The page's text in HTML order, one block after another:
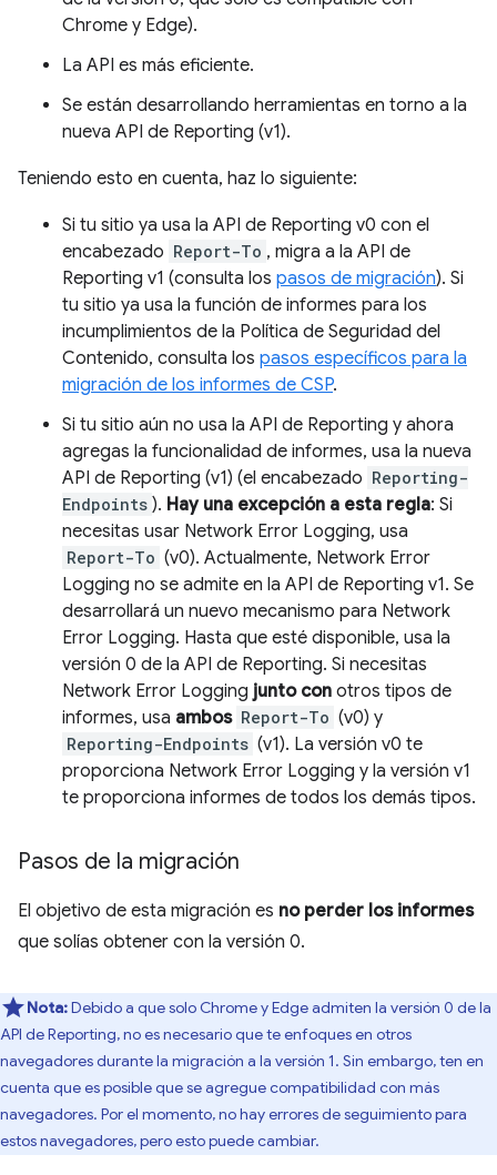
Chrome y Edge).
La API es más eficiente.
Se están desarrollando herramientas en torno a la
nueva API de Reporting (v1).
Teniendo esto en cuenta, haz lo siguiente:
Si tu sitio ya usa la API de Reporting v0 con el
encabezado Report-To , migra a la API de
Reporting v1 (consulta los pasos de migración). Si
tu sitio ya usa la función de informes para los
incumplimientos de la Política de Seguridad del
Contenido, consulta los pasos específicos para la
migración de los informes de CSP.
Si tu sitio aún no usa la API de Reporting y ahora
agregas la funcionalidad de informes, usa la nueva
API de Reporting (v1) (el encabezado Reporting-
Endpoints ). Hay una excepción a esta regla: Si
necesitas usar Network Error Logging, usa
Report-To (v0). Actualmente, Network Error
Logging no se admite en la API de Reporting v1. Se
desarrollará un nuevo mecanismo para Network
Error Logging. Hasta que esté disponible, usa la
versión 0 de la API de Reporting. Si necesitas
Network Error Logging junto con otros tipos de
informes, usa ambos Report-To (v0) y
Reporting-Endpoints (v1). La versión v0 te
proporciona Network Error Logging y la versión v1
te proporciona informes de todos los demás tipos.
Pasos de la migración
El objetivo de esta migración es no perder los informes
que solías obtener con la versión 0.
Nota:Debido a que solo Chrome y Edge admiten la versión 0 de la
API de Reporting, no es necesario que te enfoques en otros
navegadores durante la migración a la versión 1. Sin embargo, ten en
cuenta que es posible que se agregue compatibilidad con más
navegadores. Por el momento, no hay errores de seguimiento para
estos navegadores, pero esto puede cambiar.